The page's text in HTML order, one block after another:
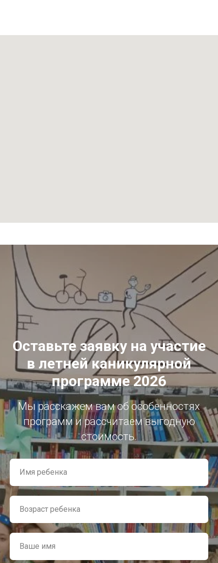
Оставьте заявку на участие
в летней каникулярной
программе 2026
Мы расскажем вам об особенностях
программ и рассчитаем выгодную
стоимость.